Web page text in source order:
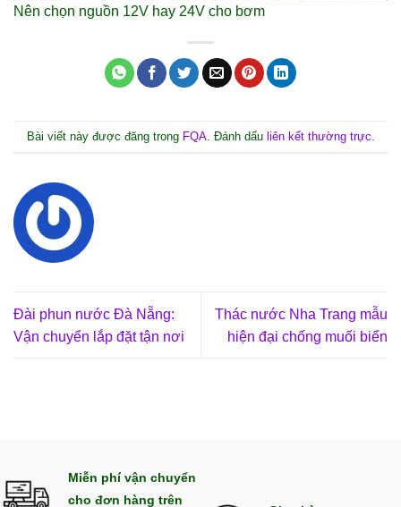
Nên chọn nguồn 12V hay 24V cho bơm
Bài viết này được đăng trong FQA. Đánh dấu liên kết thường trực
Đài phun nước Đà Nẵng:
Vận chuyển lắp đặt tận nơi
Thác nước Nha Trang mẫu
hiện đại chống muối biển
Miễn phí vận chuyển
cho đơn hàng trên